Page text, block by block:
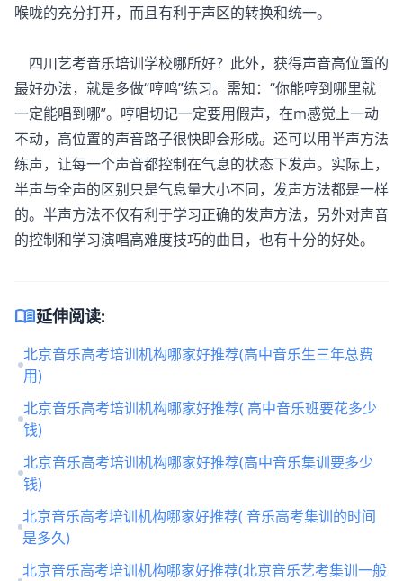
喉咙的充分打开，而且有利于声区的转换和统一。
四川艺考音乐培训学校哪所好？此外，获得声音高位置的
最好办法，就是多做“哼鸣”练习。需知：“你能哼到哪里就
一定能唱到哪”。哼唱切记一定要用假声，在m感觉上一动
不动，高位置的声音路子很快即会形成。还可以用半声方法
练声，让每一个声音都控制在气息的状态下发声。实际上，
半声与全声的区别只是气息量大小不同，发声方法都是一样
的。半声方法不仅有利于学习正确的发声方法，另外对声音
的控制和学习演唱高难度技巧的曲目，也有十分的好处。
menu_book延伸阅读:
北京音乐高考培训机构哪家好推荐(高中音乐生三年总费
用)
北京音乐高考培训机构哪家好推荐( 高中音乐班要花多少
钱)
北京音乐高考培训机构哪家好推荐(高中音乐集训要多少
钱)
北京音乐高考培训机构哪家好推荐( 音乐高考集训的时间
是多久)
北京音乐高考培训机构哪家好推荐(北京音乐艺考集训一般